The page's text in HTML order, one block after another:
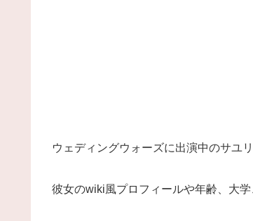
ウェディングウォーズに出演中のサユ
彼女のwiki風プロフィールや年齢、大